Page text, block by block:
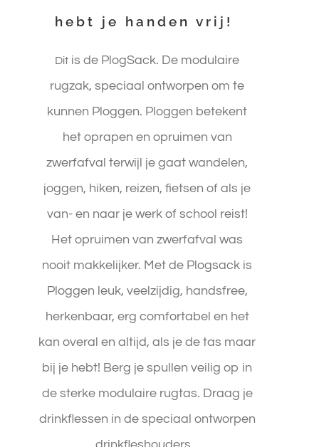
hebt je handen vrij!
Dit is de PlogSack. De modulaire
rugzak, speciaal ontworpen om te
kunnen Ploggen. Ploggen betekent
het oprapen en opruimen van
zwerfafval terwijl je gaat wandelen,
joggen, hiken, reizen, fietsen of als je
van- en naar je werk of school reist!
Het opruimen van zwerfafval was
nooit makkelijker. Met de Plogsack is
Ploggen leuk, veelzijdig, handsfree,
herkenbaar, erg comfortabel en het
kan overal en altijd, als je de tas maar
bij je hebt! Berg je spullen veilig op in
de sterke modulaire rugtas. Draag je
drinkflessen in de speciaal ontworpen